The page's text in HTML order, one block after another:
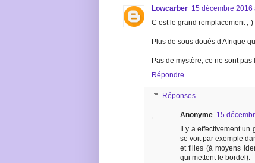
Lowcarber 15 décembre 2016
C est le grand remplacement ;-)
Plus de sous doués d Afrique
Pas de mystère, ce ne sont
Répondre
Réponses
Anonyme 15
Il y a effectivement
se voit par exemple
et filles (à moyens
qui mettent le bordel).